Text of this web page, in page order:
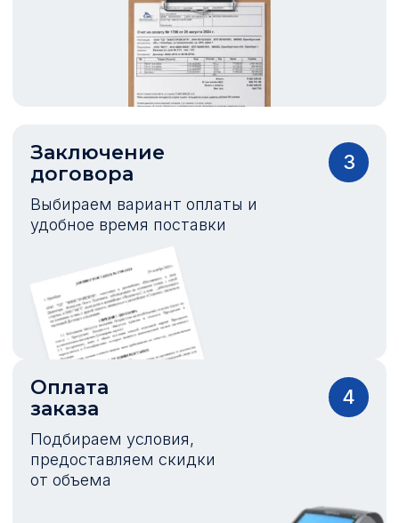
Заключение
договора
Выбираем вариант оплаты и
удобное время поставки
3
Оплата
заказа
Подбираем условия,
предоставляем скидки
от объема
4